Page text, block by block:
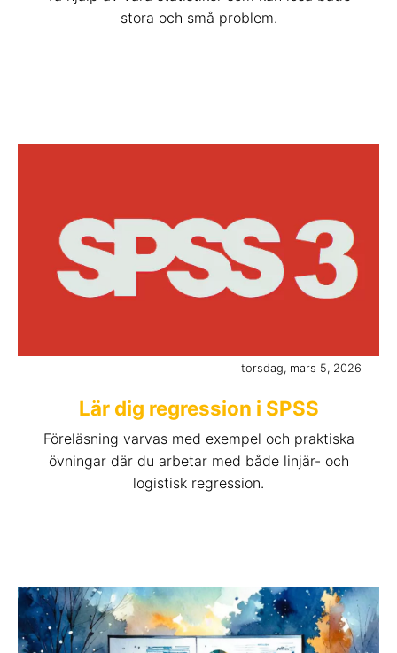
stora och små problem.
torsdag, mars 5, 2026
Lär dig regression i SPSS
Föreläsning varvas med exempel och praktiska
övningar där du arbetar med både linjär- och
logistisk regression.